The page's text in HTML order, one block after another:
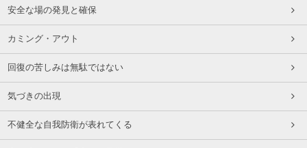
安全な場の発見と確保
カミング・アウト
回復の苦しみは無駄ではない
気づきの出現
不健全な自我防衛が表れてくる